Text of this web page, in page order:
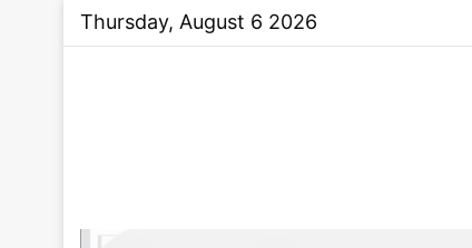
Thursday, August 6 2026